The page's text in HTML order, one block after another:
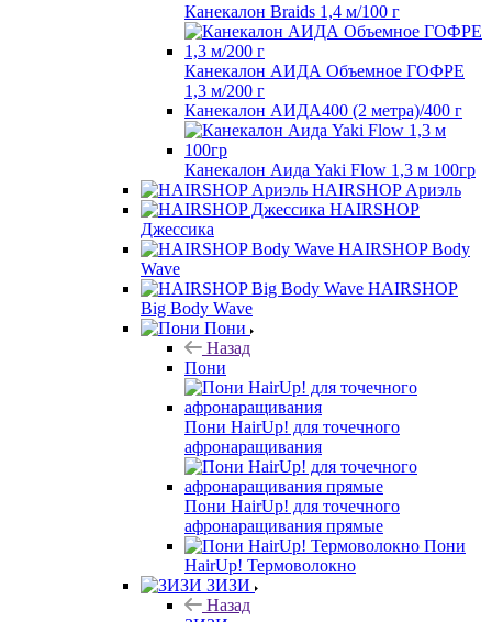
Канекалон Braids 1,4 м/100 г
Канекалон АИДА Объемное ГОФРЕ
1,3 м/200 г
Канекалон АИДА400 (2 метра)/400 г
Канекалон Аида Yaki Flow 1,3 м 100гр
HAIRSHOP Ариэль
HAIRSHOP
Джессика
HAIRSHOP Body
Wave
HAIRSHOP
Big Body Wave
Пони
Назад
Пони
Пони HairUp! для точечного
афронаращивания
Пони HairUp! для точечного
афронаращивания прямые
Пони
HairUp! Термоволокно
ЗИЗИ
Назад